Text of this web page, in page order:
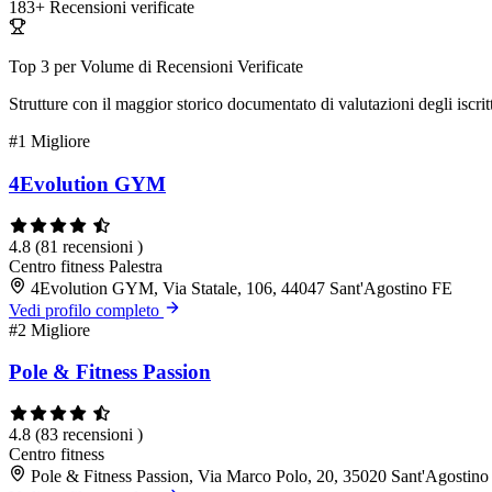
183+ Recensioni verificate
Top 3 per Volume di Recensioni Verificate
Strutture con il maggior storico documentato di valutazioni degli
#1 Migliore
4Evolution GYM
4.8 (81 recensioni )
Centro fitness Palestra
4Evolution GYM, Via Statale, 106, 44047 Sant'Agostino FE
Vedi profilo completo
#2 Migliore
Pole & Fitness Passion
4.8 (83 recensioni )
Centro fitness
Pole & Fitness Passion, Via Marco Polo, 20, 35020